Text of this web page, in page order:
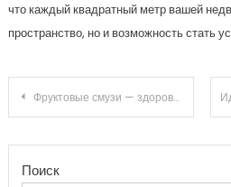
что каждый квадратный метр вашей
пространство, но и возможность стать
Навигация по
Фруктовые смузи — здоровый и быстрый завтрак
Поиск